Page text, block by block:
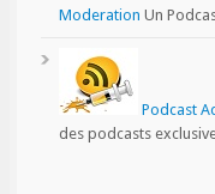
Moderation Un
Podcast
des podcasts